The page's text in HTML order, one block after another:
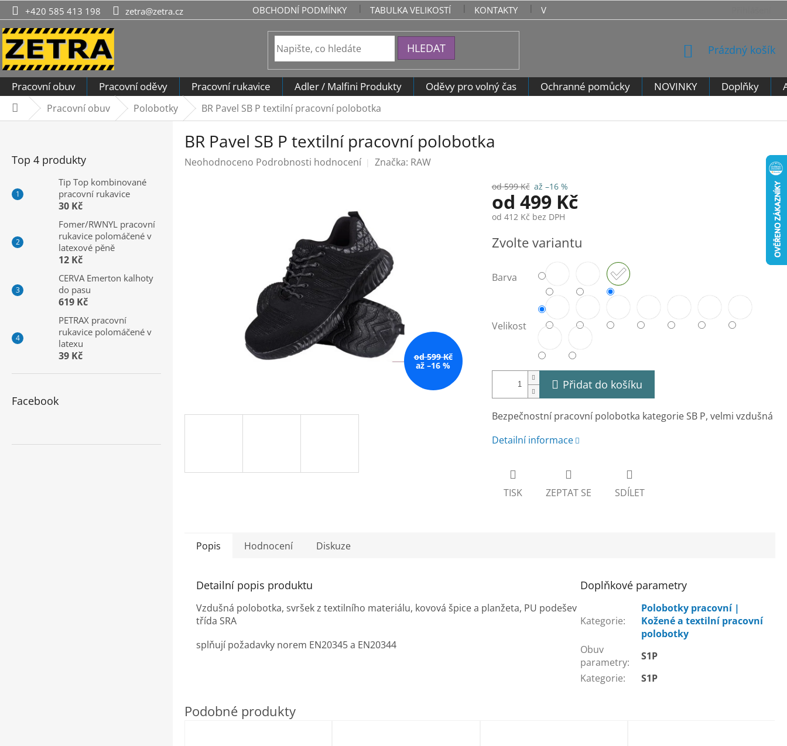
Přejít
na
obsah
+420 585 413 198 zetra@zetra.cz OBCHODNÍ PODMÍNKY TABULKA VELIKOSTÍ KONTAKTY VRÁCENÍ ZBOŽÍ - VZOROVÝ FORMULÁŘ PRO ODSTOUPENÍ
HLEDAT
NÁKUPNÍ
Prázdný košík
Pracovní obuv Pracovní oděvy Pracovní rukavice Adler / Malfini Produkty Oděvy pro volný čas Ochranné pomůcky NOVINKY Doplňky
DomůPracovní obuv Polobotky BR Pavel SB P textilní pracovní polobotka
Top 4 produkty
Tip Top kombinované
pracovní rukavice
30 Kč
Fomer/RWNYL pracovní
rukavice polomáčené v
latexové pěně
12 Kč
CERVA Emerton kalhoty
do pasu
619 Kč
PETRAX pracovní
rukavice polomáčené v
latexu
39 Kč
Facebook
BR Pavel SB P textilní pracovní polobotka
Průměrné
Neohodnoceno Podrobnosti hodnocení Značka: RAW
od 599 Kč
až –16 %
od 599 Kč až –16 %
od 499 Kč
od 412 Kč bez DPH
cena:
Zvolte variantu
Barva
Velikost
Přidat do košíku
Bezpečnostní pracovní polobotka kategorie SB P, velmi vzdušná
Detailní informace
TISK ZEPTAT SE SDÍLET
Popis Hodnocení Diskuze
Detailní popis produktu
Vzdušná polobotka, svršek z textilního materiálu, kovová špice a planžeta, PU podešev
třída SRA
splňují požadavky norem EN20345 a EN20344
Doplňkové parametry
Kategorie:
Polobotky pracovní |
Kožené a textilní pracovní
polobotky
Obuv
parametry:
S1P
Kategorie: S1P